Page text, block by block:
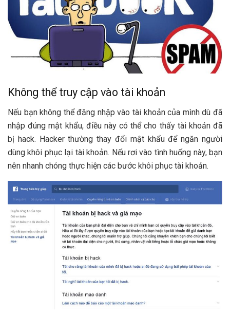
Không thể truy cập vào tài khoản
Nếu bạn không thể đăng nhập vào tài khoản của mình dù đã
nhập đúng mật khẩu, điều này có thể cho thấy tài khoản đã
bị hack. Hacker thường thay đổi mật khẩu để ngăn người
dùng khôi phục lại tài khoản. Nếu rơi vào tình huống này, bạn
nên nhanh chóng thực hiện các bước khôi phục tài khoản.